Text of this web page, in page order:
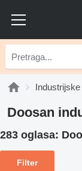
Doosan
283 oglasa:
Filter